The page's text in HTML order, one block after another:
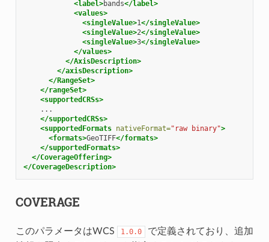
<label>bands</label>
<values>
<singleValue>1</singleValue>
<singleValue>2</singleValue>
<singleValue>3</singleValue>
</values>
</AxisDescription>
</axisDescription>
</RangeSet>
</rangeSet>
<supportedCRSs>
</supportedCRSs>
<supportedFormats nativeFormat="raw binary">
<formats>GeoTIFF</formats>
</supportedFormats>
</CoverageOffering>
</CoverageDescription>
COVERAGE
このパラメータはWCS 1.0.0
で定義されており、追加